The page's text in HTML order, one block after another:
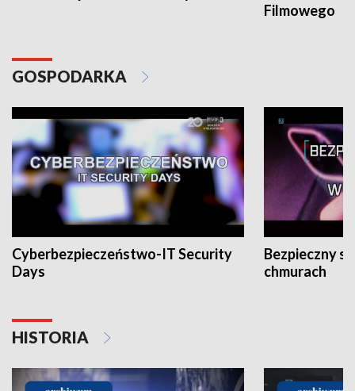
Filmowego
GOSPODARKA
Cyberbezpieczeństwo-IT Security
Days
Bezpieczny
chmurach
HISTORIA